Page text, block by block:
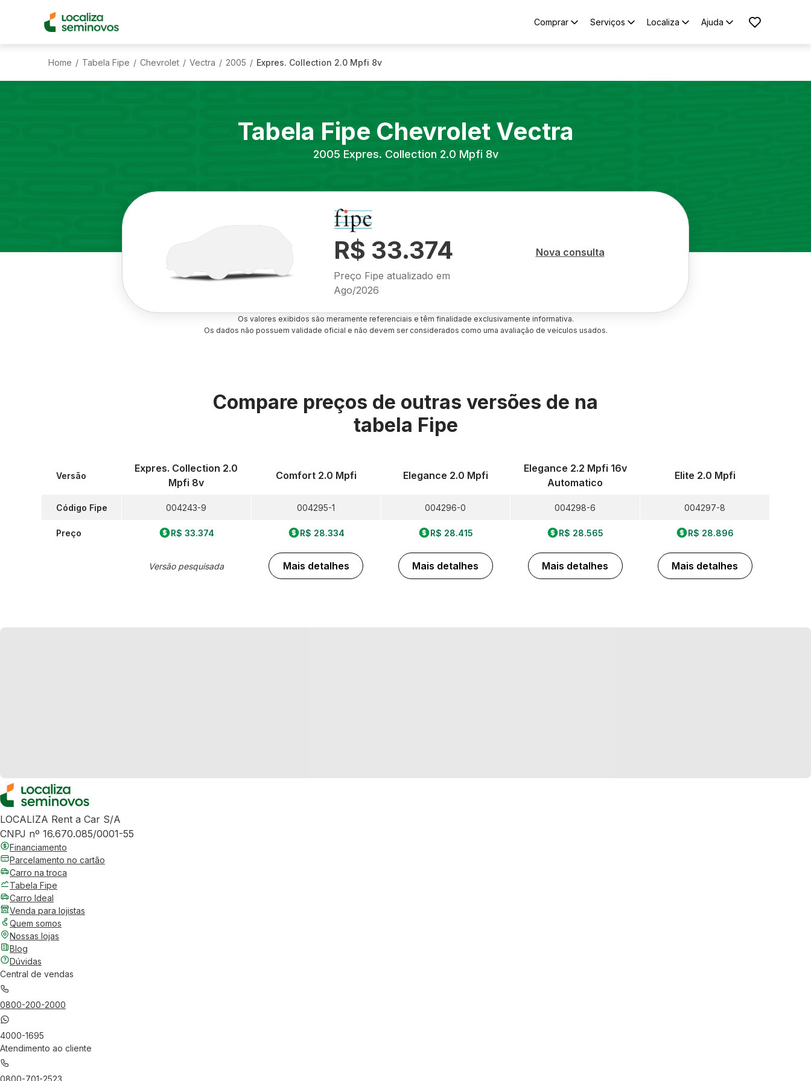
Comprar Serviços Localiza Ajuda
Home / Tabela Fipe / Chevrolet / Vectra / 2005 / Expres. Collection 2.0 Mpfi 8v
Tabela Fipe Chevrolet Vectra
2005 Expres. Collection 2.0 Mpfi 8v
R$ 33.374
Preço Fipe atualizado em
Ago/2026
Nova consulta
Os valores exibidos são meramente referenciais e têm finalidade exclusivamente informativa.
Os dados não possuem validade oficial e não devem ser considerados como uma avaliação de veículos usados.
Compare preços de outras versões de na
tabela Fipe
Versão
Código Fipe
Preço
Expres. Collection 2.0
Mpfi 8v
004243-9
R$ 33.374
Versão pesquisada
Comfort 2.0 Mpfi
004295-1
R$ 28.334
Mais detalhes
Elegance 2.0 Mpfi
004296-0
R$ 28.415
Mais detalhes
Elegance 2.2 Mpfi 16v
Automatico
004298-6
R$ 28.565
Mais detalhes
Elite 2.0 Mpfi
004297-8
R$ 28.896
Mais detalhes
LOCALIZA Rent a Car S/A
CNPJ nº 16.670.085/0001-55
Financiamento
Parcelamento no cartão
Carro na troca
Tabela Fipe
Carro Ideal
Venda para lojistas
Quem somos
Nossas lojas
Blog
Dúvidas
Central de vendas
0800-200-2000
4000-1695
Atendimento ao cliente
0800-701-2523